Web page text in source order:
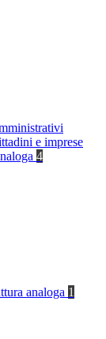
e imprese
4
analoga 1